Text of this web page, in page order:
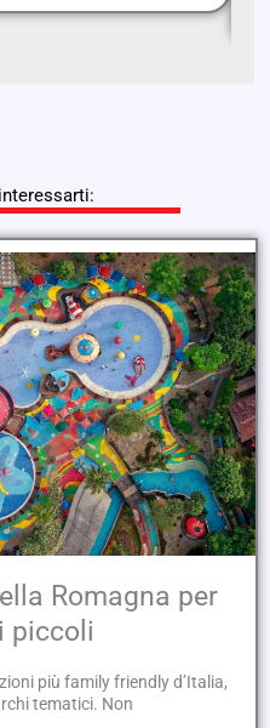
Romagna per
piccoli
più family friendly d’Italia,
tematici. Non